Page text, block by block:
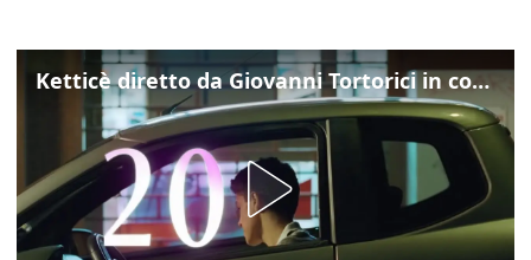
Ketticè diretto da Giovanni Tortorici in concorso al Locarno Film Festival